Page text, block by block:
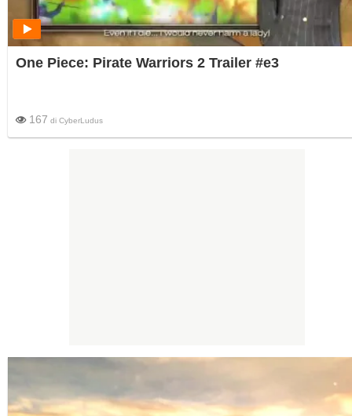
One Piece: Pirate Warriors 2 Trailer #e3
167 di CyberLudus